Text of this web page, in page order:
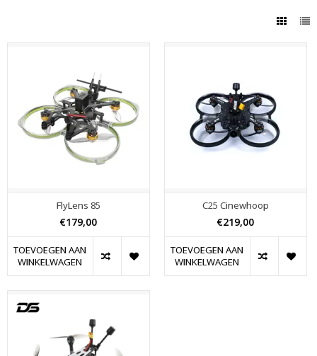
FlyLens 85
€179,00
TOEVOEGEN AAN
WINKELWAGEN
C25 Cinewhoop
€219,00
TOEVOEGEN AAN
WINKELWAGEN